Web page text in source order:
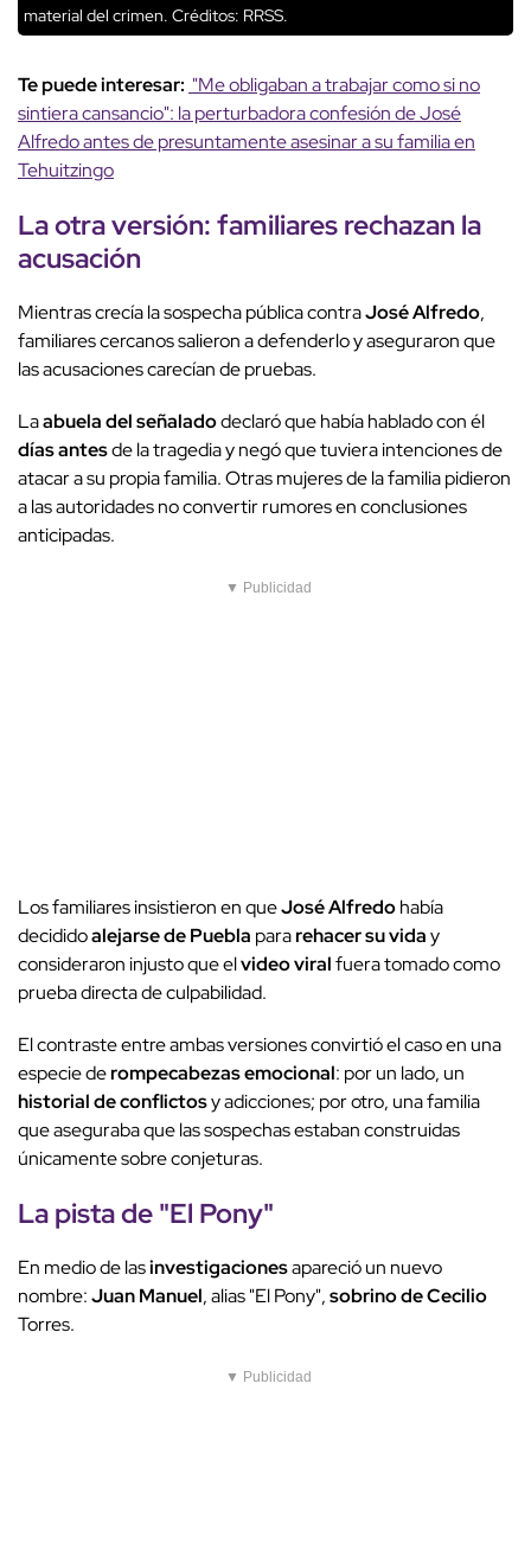
material del crimen. Créditos: RRSS.
Te puede interesar: "Me obligaban a trabajar como si no
sintiera cansancio": la perturbadora confesión de José
Alfredo antes de presuntamente asesinar a su familia en
Tehuitzingo
La otra versión: familiares rechazan la
acusación
Mientras crecía la sospecha pública contraJosé Alfredo,
familiares cercanos salieron a defenderlo y aseguraron que
las acusaciones carecían de pruebas.
Laabuela del señaladodeclaró que había hablado con él
días antesde la tragedia y negó que tuviera intenciones de
atacar a su propia familia. Otras mujeres de la familia pidieron
a las autoridades no convertir rumores en conclusiones
anticipadas.
▼ Publicidad
Los familiares insistieron en queJosé Alfredohabía
decididoalejarse de Puebla pararehacer su viday
consideraron injusto que elvideo viralfuera tomado como
prueba directa de culpabilidad.
El contraste entre ambas versiones convirtió el caso en una
especie derompecabezas emocional: por un lado, un
historial de conflictosy adicciones; por otro, una familia
que aseguraba que las sospechas estaban construidas
únicamente sobre conjeturas.
La pista de "El Pony"
En medio de lasinvestigacionesapareció un nuevo
nombre:Juan Manuel, alias "El Pony",sobrino de Cecilio
Torres.
▼ Publicidad